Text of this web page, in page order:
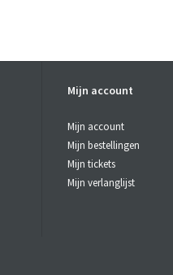
Mijn account
Mijn account
Mijn bestellingen
Mijn tickets
Mijn verlanglijst